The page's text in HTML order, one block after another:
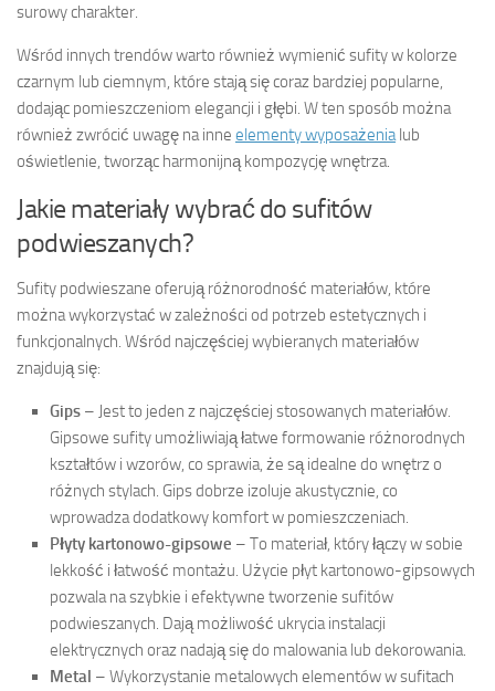
surowy charakter.
Wśród innych trendów warto również wymienić sufity w kolorze
czarnym lub ciemnym, które stają się coraz bardziej popularne,
dodając pomieszczeniom elegancji i głębi. W ten sposób można
również zwrócić uwagę na inne elementy wyposażenialub
oświetlenie, tworząc harmonijną kompozycję wnętrza.
Jakie materiały wybrać do sufitów
podwieszanych?
Sufity podwieszane oferują różnorodność materiałów, które
można wykorzystać w zależności od potrzeb estetycznych i
funkcjonalnych. Wśród najczęściej wybieranych materiałów
znajdują się:
Gips – Jest to jeden z najczęściej stosowanych materiałów.
Gipsowe sufity umożliwiają łatwe formowanie różnorodnych
kształtów i wzorów, co sprawia, że są idealne do wnętrz o
różnych stylach. Gips dobrze izoluje akustycznie, co
wprowadza dodatkowy komfort w pomieszczeniach.
Płyty kartonowo-gipsowe – To materiał, który łączy w sobie
lekkość i łatwość montażu. Użycie płyt kartonowo-gipsowych
pozwala na szybkie i efektywne tworzenie sufitów
podwieszanych. Dają możliwość ukrycia instalacji
elektrycznych oraz nadają się do malowania lub dekorowania.
Metal – Wykorzystanie metalowych elementów w sufitach